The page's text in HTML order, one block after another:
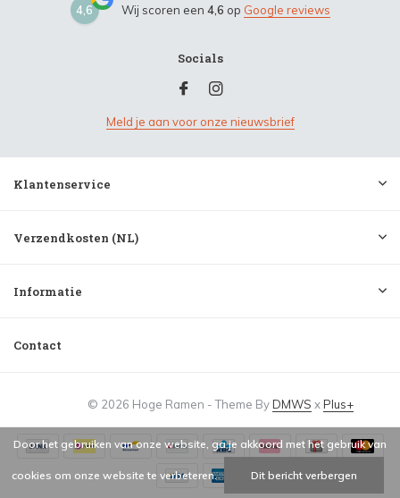
4,6 Wij scoren een 4,6 op Google reviews
Socials
Meld je aan voor onze nieuwsbrief
Klantenservice
Verzendkosten (NL)
Informatie
Contact
© 2026 Hoge Ramen - Theme ByDMWS xPlus+
Door het gebruiken van onze website, ga je akkoord met het gebruik van
cookies om onze website te verbeteren. Dit bericht verbergen